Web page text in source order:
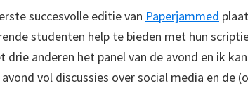
succesvolle editie van Paperjammed
studenten help te bieden met hun
drie anderen het panel van de avond en ik
vol discussies over social media en de